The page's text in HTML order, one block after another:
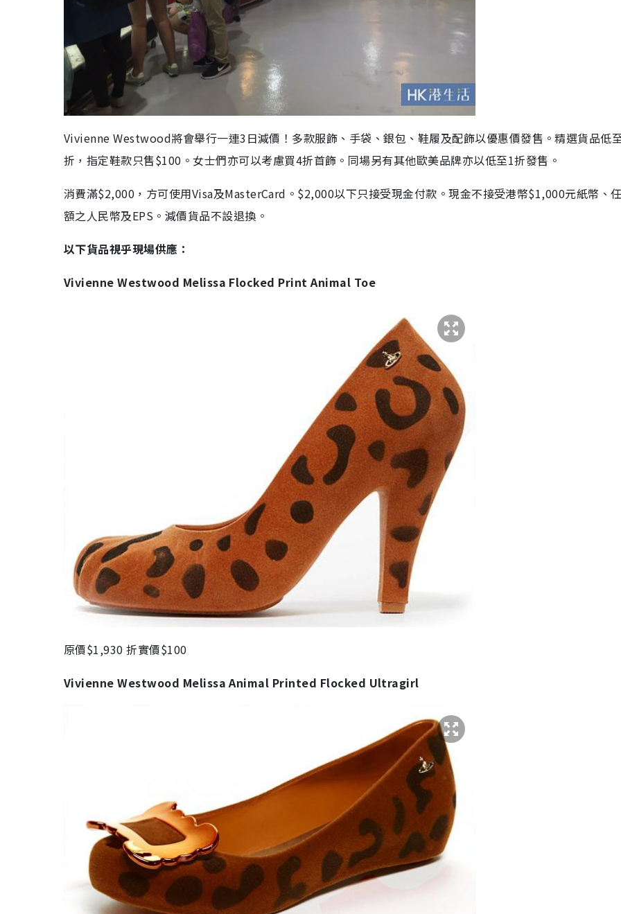
Vivienne Westwood將會舉行一連3日減價！多款服飾、手袋、銀包、鞋履及配飾以優惠價發售。精選貨品低
折，指定鞋款只售$100。女士們亦可以考慮買4折首飾。同場另有其他歐美品牌亦以低至1折發售。
消費滿$2,000，方可使用Visa及MasterCard。$2,000以下只接受現金付款。現金不接受港幣$1,000元紙幣、
額之人民幣及EPS。減價貨品不設退換。
以下貨品視乎現場供應：
Vivienne Westwood Melissa Flocked Print Animal Toe
原價$1,930 折實價$100
Vivienne Westwood Melissa Animal Printed Flocked Ultragirl